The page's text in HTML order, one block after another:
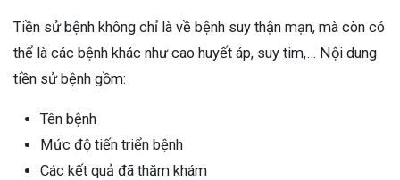
Tiền sử bệnh không chỉ là về bệnh suy thận mạn, mà còn có
thể là các bệnh khác như cao huyết áp, suy tim,… Nội dung
tiền sử bệnh gồm:
Tên bệnh
Mức độ tiến triển bệnh
Các kết quả đã thăm khám